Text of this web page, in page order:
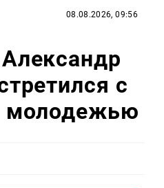
08.08.2026, 09:56
с
молодежью